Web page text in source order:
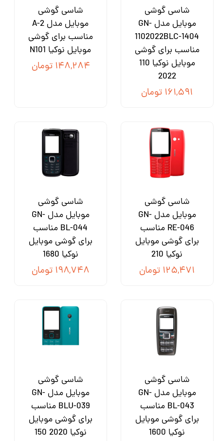
شاسی گوشی
موبایل مدل GN-
1102022BLC-1404
مناسب برای گوشی
موبایل نوکیا 110
2022
۱۶۱,۵۹۱ تومان
شاسی گوشی
موبایل مدل A-2
مناسب برای گوشی
موبایل نوکیا N101
۱۴۸,۲۸۴ تومان
شاسی گوشی
موبایل مدل GN-
RE-046 مناسب
برای گوشی موبایل
نوکیا 210
۱۲۵,۴۷۱ تومان
شاسی گوشی
موبایل مدل GN-
BL-044 مناسب
برای گوشی موبایل
نوکیا 1680
۱۹۸,۷۴۸ تومان
شاسی گوشی
موبایل مدل GN-
BL-043 مناسب
برای گوشی موبایل
نوکیا 1600
شاسی گوشی
موبایل مدل GN-
BLU-039 مناسب
برای گوشی موبایل
نوکیا 2020 150